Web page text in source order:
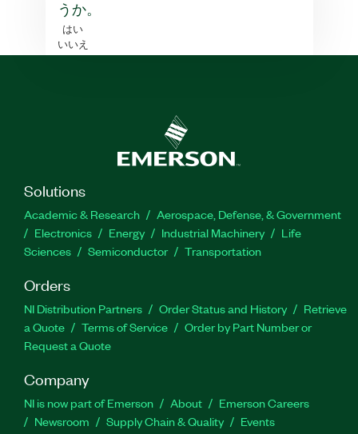
うか。
はい
いいえ
Solutions
Academic & Research
Aerospace, Defense, & Government
Electronics
Energy Industrial Machinery
Life
Sciences
Semiconductor Transportation
Orders
NI Distribution Partners Order Status and History
Retrieve
a Quote
Terms of Service
Order by Part Number or
Request a Quote
Company
NI is now part of Emerson About
Emerson Careers
Newsroom
Supply Chain & Quality Events